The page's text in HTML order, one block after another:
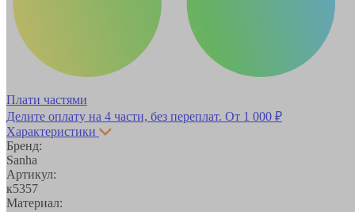
Плати частями
Делите оплату на 4 части, без переплат. От 1 000 ₽
Характеристики
Бренд:
Sanha
Артикул:
к5357
Материал: